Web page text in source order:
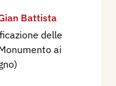
Battista
delle
ai